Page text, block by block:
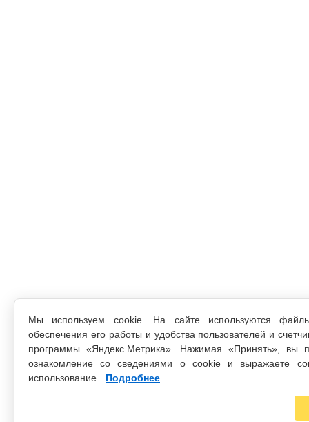
Мы используем cookie. На сайте используются
обеспечения его работы и удобства пользователей и
программы «Яндекс.Метрика». Нажимая «Принять», вы
ознакомление со сведениями о cookie и выражаете
использование.
Подробнее